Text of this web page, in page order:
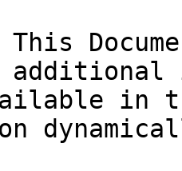
in